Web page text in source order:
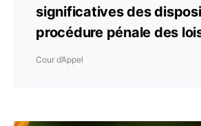
significatives des
procédure pénale des
Cour d’Appel